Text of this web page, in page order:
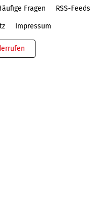
Fragen RSS-Feeds
Impressum